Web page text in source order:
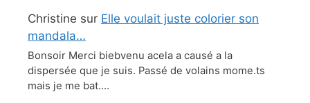
Christine sur Elle voulait juste colorier son
mandala…
Bonsoir Merci biebvenu acela a causé a la
dispersée que je suis. Passé de volains mome.ts
mais je me bat.…